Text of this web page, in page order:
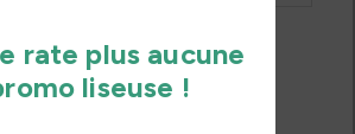
fins, aussi bien de
que de la